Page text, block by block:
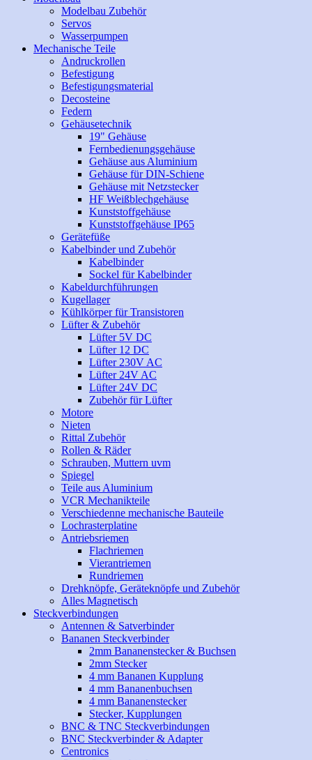
Modelbau Zubehör
Servos
Wasserpumpen
Mechanische Teile
Andruckrollen
Befestigung
Befestigungsmaterial
Decosteine
Federn
Gehäusetechnik
19" Gehäuse
Fernbedienungsgehäuse
Gehäuse aus Aluminium
Gehäuse für DIN-Schiene
Gehäuse mit Netzstecker
HF Weißblechgehäuse
Kunststoffgehäuse
Kunststoffgehäuse IP65
Gerätefüße
Kabelbinder und Zubehör
Kabelbinder
Sockel für Kabelbinder
Kabeldurchführungen
Kugellager
Kühlkörper für Transistoren
Lüfter & Zubehör
Lüfter 5V DC
Lüfter 12 DC
Lüfter 230V AC
Lüfter 24V AC
Lüfter 24V DC
Zubehör für Lüfter
Motore
Nieten
Rittal Zubehör
Rollen & Räder
Schrauben, Muttern uvm
Spiegel
Teile aus Aluminium
VCR Mechanikteile
Verschiedenne mechanische Bauteile
Lochrasterplatine
Antriebsriemen
Flachriemen
Vierantriemen
Rundriemen
Drehknöpfe, Geräteknöpfe und Zubehör
Alles Magnetisch
Steckverbindungen
Antennen & Satverbinder
Bananen Steckverbinder
2mm Bananenstecker & Buchsen
2mm Stecker
4 mm Bananen Kupplung
4 mm Bananenbuchsen
4 mm Bananenstecker
Stecker, Kupplungen
BNC & TNC Steckverbindungen
BNC Steckverbinder & Adapter
Centronics